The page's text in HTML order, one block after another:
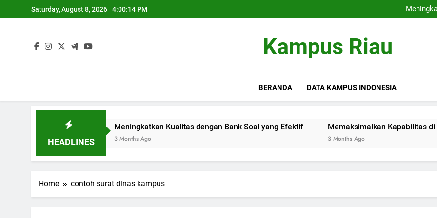
to
Saturday, August 8, 2026 4:00:14 PM
Memaksimalkan
Memaksimalkan
Kampus Riau
BERANDA DATA KAMPUS INDONESIA
HEADLINES
Era Pendidikan Meningkatkan Kualitas dengan Bank Soal yang Efektif
3 Months Ago
Memaksimalkan Kapabilitas di
3 Months Ago
Home contoh surat dinas kampus